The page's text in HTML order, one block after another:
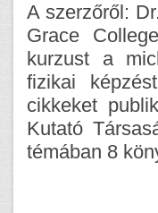
A szerzőről:
Grace
kurzust a
fizikai
cikkeket
Kutató
témában 8